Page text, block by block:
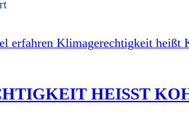
für
Klimapilger
HEISST